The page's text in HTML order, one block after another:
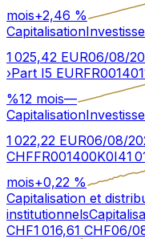
mois+2,46 %
Capitalisation
1 025,42 EUR06/08/
›Part I5 EUR
%12 mois—
Capitalisation
1 022,22 EUR06/08/
CHFFR001400K0I41
mois+0,22 %
Capitalisation et
institutionnels
CHF1 016,61 CHF06/